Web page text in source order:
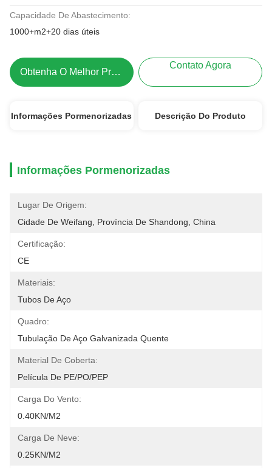
Capacidade De Abastecimento:
1000+m2+20 dias úteis
Obtenha O Melhor Preço
Contato Agora
Informações Pormenorizadas Descrição Do Produto
Informações Pormenorizadas
Lugar De Origem:
Cidade De Weifang, Província De Shandong, China
Certificação:
CE
Materiais:
Tubos De Aço
Quadro:
Tubulação De Aço Galvanizada Quente
Material De Coberta:
Película De PE/PO/PEP
Carga Do Vento:
0.40KN/m2
Carga De Neve:
0.25KN/m2